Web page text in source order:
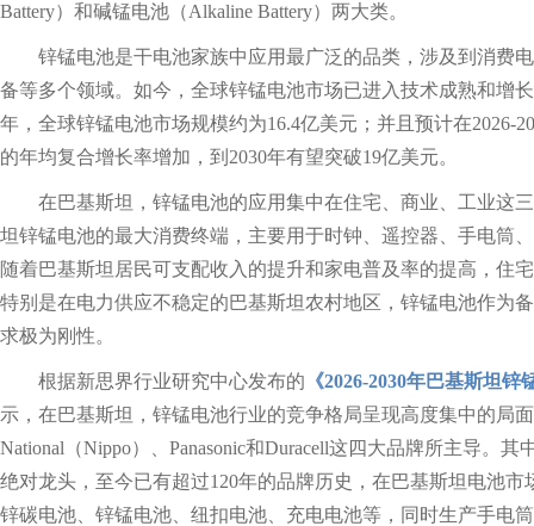
Battery）和碱锰电池（Alkaline Battery）两大类。
锌锰电池是干电池家族中应用最广泛的品类，涉及到消费
备等多个领域。如今，全球锌锰电池市场已进入技术成熟和增
年，全球锌锰电池市场规模约为16.4亿美元；并且预计在2026-
的年均复合增长率增加，到2030年有望突破19亿美元。
在巴基斯坦，锌锰电池的应用集中在住宅、商业、工业这
坦锌锰电池的最大消费终端，主要用于时钟、遥控器、手电筒
随着巴基斯坦居民可支配收入的提升和家电普及率的提高，住
特别是在电力供应不稳定的巴基斯坦农村地区，锌锰电池作为
求极为刚性。
根据新思界行业研究中心发布的 《2026-2030年巴基斯坦
示，在巴基斯坦，锌锰电池行业的竞争格局呈现高度集中的局面
National（Nippo）、Panasonic和Duracell这四大品牌所主导。其
绝对龙头，至今已有超过120年的品牌历史，在巴基斯坦电池市
锌碳电池、锌锰电池、纽扣电池、充电电池等，同时生产手电